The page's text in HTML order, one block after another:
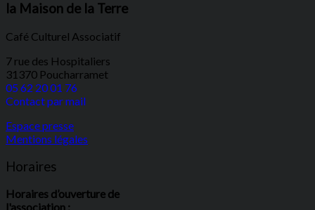
la Maison de la Terre
Café Culturel Associatif
7 rue des Hospitaliers
31370 Poucharramet
05 62 20 01 76
Contact par mail
Espace presse
Mentions légales
Horaires
Horaires d’ouverture de
l'association :